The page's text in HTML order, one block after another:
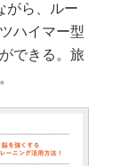
がら、ルー
ハイマー型
できる。旅